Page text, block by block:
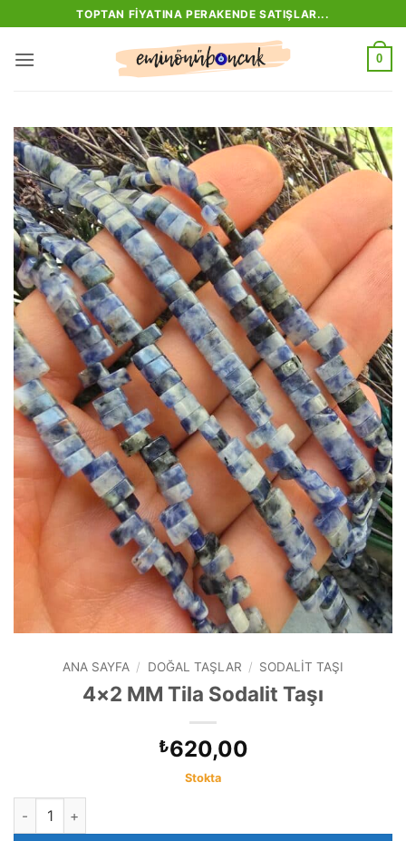
atla
TOPTAN FIYATINA PERAKENDE SATIŞLAR...
0
ANA SAYFA / DOĞAL TAŞLAR / SODALIT TAŞI
4×2 MM Tila Sodalit Taşı
₺620,00
Stokta
4x2 MM Tila Sodalit Taşı adet